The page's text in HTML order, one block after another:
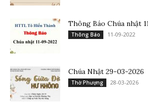
Thông Báo Chúa nhật
Thông Báo 11-09-2022
Chúa Nhật 29-03-2026
Thờ Phượng 28-03-2026